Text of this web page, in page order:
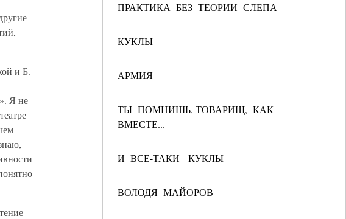
ПРАКТИКА БЕЗ ТЕОРИИ СЛЕПА
КУКЛЫ
АРМИЯ
ТЫ ПОМНИШЬ, ТОВАРИЩ, КАК
ВМЕСТЕ...
И ВСЕ-ТАКИ КУКЛЫ
ВОЛОДЯ МАЙОРОВ
и Б.
Я не